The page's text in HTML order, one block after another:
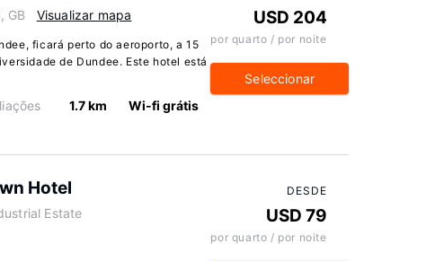
GB Visualizar mapa
ficará perto do aeroporto, a 15
de Dundee. Este hotel está
1.7 km Wi-fi grátis
USD 204
por quarto / por noite
Seleccionar
Hotel
Estate
DESDE
USD 79
por quarto / por noite